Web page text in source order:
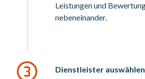
Leistungen und
nebeneinander.
Dienstleister auswählen